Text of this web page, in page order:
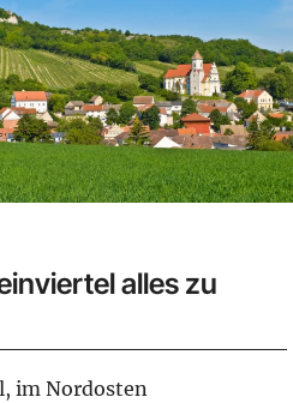
alles zu
im Nordosten